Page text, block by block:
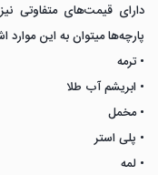
دارای قیمت‌های متفاوتی
پارچه‌ها میتوان به این موارد
• ترمه
• ابریشم آب طلا
• مخمل
• پلی استر
• لمه